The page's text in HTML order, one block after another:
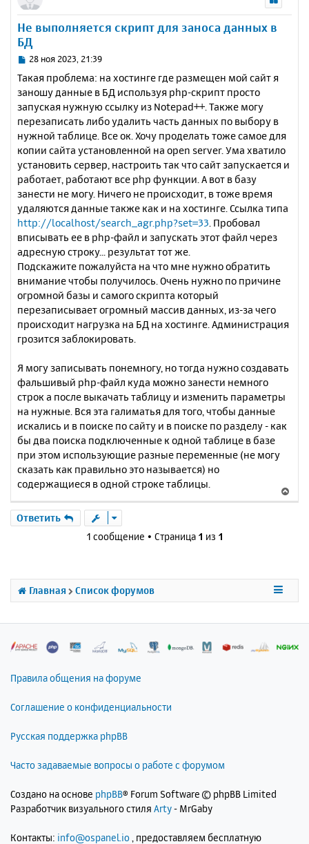
Не выполняется скрипт для заноса данных в
БД
С
о
б
щ
е
н
и
е
28 ноя 2023, 21:39
Такая проблема: на хостинге где размещен мой сайт я
заношу данные в БД используя php-скрипт просто
запуская нужную ссылку из Notepad++. Также могу
перезаписать либо удалить часть данных по выбору в
нужной таблице. Все ок. Хочу проделать тоже самое для
копии сайта установленной на open server. Ума хватило
установить сервер, настроить так что сайт запускается и
работает, работают все php функции. А вот в базу
занести не могу. Ничего не происходит, в тоже время
удаляются данные также как и на хостинге. Ссылка типа
http://localhost/search_agr.php?set=33. Пробовал
вписывать ее в php-файл и запускать этот файл через
адресную строку... результат тот же.
Подскажите пожалуйста на что мне нужно обратить
внимание чтобы получилось. Очень нужно по причине
огромной базы и самого скрипта который
перезаписывает огромный массив данных, из-за чего
происходит нагрузка на БД на хостинге. Администрация
грозится заблокировать.
Я могу записывать понемногу, но тогда нужно создавать
фальшивый php-файл куда можно занести немного
строк а после выкачать таблицу и изменить параметры
на нужные. Вся эта галиматья для того, чтобы данные
искались и в поиске по сайту и в поиске по разделу - как
бы два поиска подключенные к одной таблице в базе
при этом использующие разные переменные (не могу
сказать как правильно это называется) но
содержащиеся в одной строке таблицы.
е
с
н
ч
Ответить
1 сообщение • Страница 1 из 1
Главная Список форумов
Правила общения на форуме
Соглашение о конфиденциальности
Русская поддержка phpBB
Часто задаваемые вопросы о работе с форумом
Создано на основе phpBB® Forum Software © phpBB Limited
Разработчик визуального стиля Arty- MrGaby
Контакты: info@ospanel.io , предоставляем бесплатную